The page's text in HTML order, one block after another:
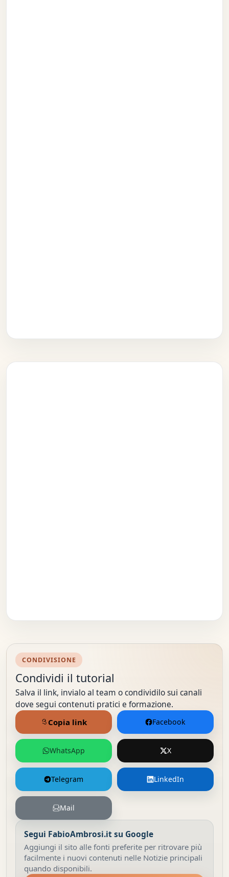
CONDIVISIONE
Condividi il tutorial
Salva il link, invialo al team o condividilo sui canali
dove segui contenuti pratici e formazione.
Facebook
WhatsApp X
Telegram LinkedIn
Mail
Copia link
Segui FabioAmbrosi.it su Google
Aggiungi il sito alle fonti preferite per ritrovare più
facilmente i nuovi contenuti nelle Notizie principali
quando disponibili.